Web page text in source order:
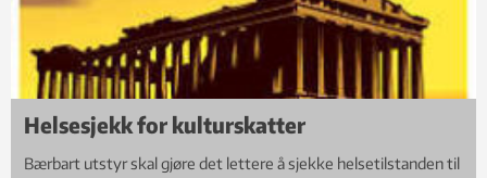
Helsesjekk for kulturskatter
Bærbart utstyr skal gjøre det lettere å sjekke helsetilstanden til